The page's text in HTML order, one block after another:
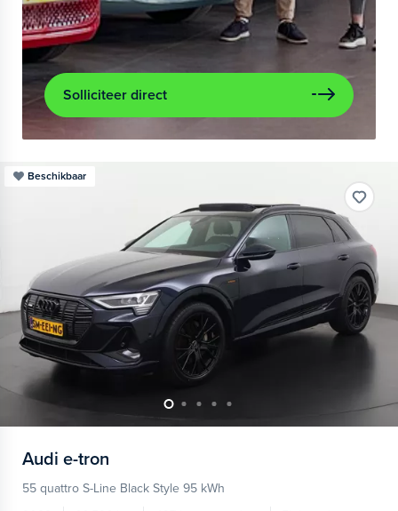
Solliciteer direct
Beschikbaar
Audi e-tron
55 quattro S-Line Black Style 95 kWh